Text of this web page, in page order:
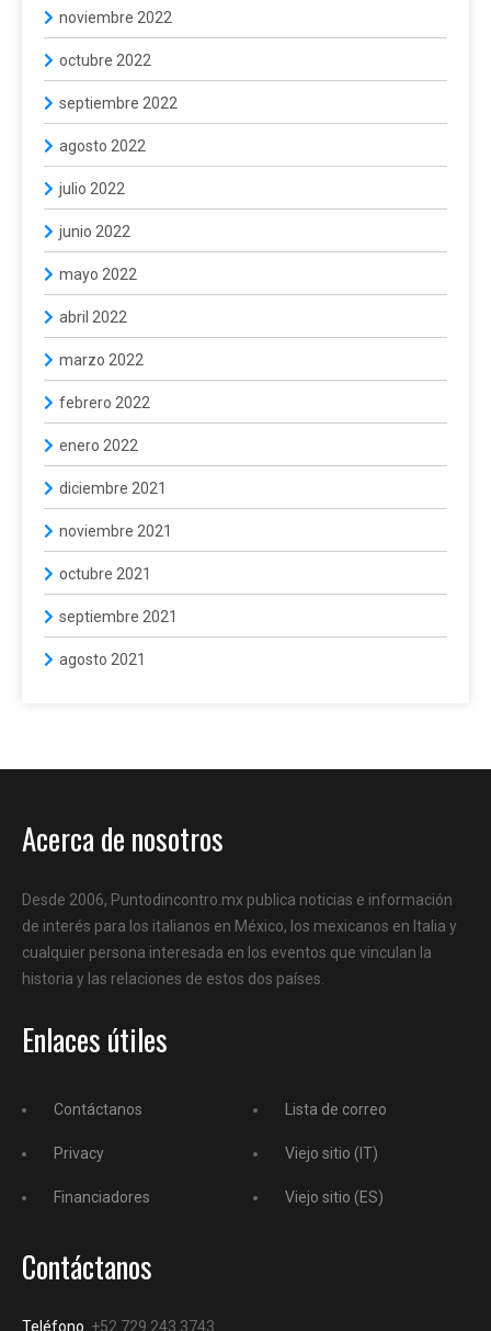
noviembre 2022
octubre 2022
septiembre 2022
agosto 2022
julio 2022
junio 2022
mayo 2022
abril 2022
marzo 2022
febrero 2022
enero 2022
diciembre 2021
noviembre 2021
octubre 2021
septiembre 2021
agosto 2021
Acerca de nosotros
Desde 2006, Puntodincontro.mx publica noticias e información
de interés para los italianos en México, los mexicanos en Italia y
cualquier persona interesada en los eventos que vinculan la
historia y las relaciones de estos dos países.
Enlaces útiles
Contáctanos
Privacy
Financiadores
Lista de correo
Viejo sitio (IT)
Viejo sitio (ES)
Contáctanos
Teléfono +52 729 243 3743